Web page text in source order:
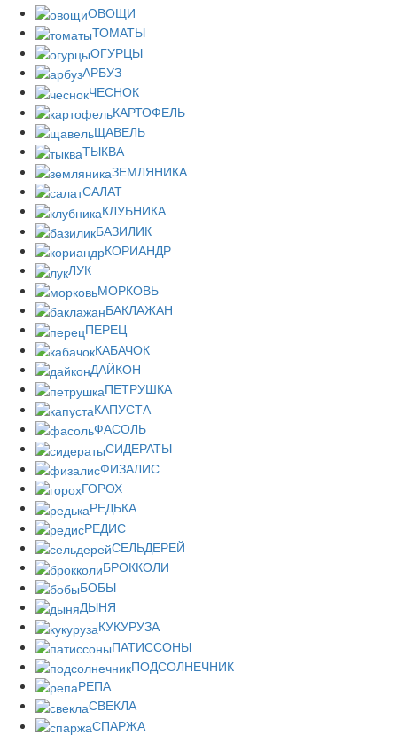
ОВОЩИ
ТОМАТЫ
ОГУРЦЫ
АРБУЗ
ЧЕСНОК
КАРТОФЕЛЬ
ЩАВЕЛЬ
ТЫКВА
ЗЕМЛЯНИКА
САЛАТ
КЛУБНИКА
БАЗИЛИК
КОРИАНДР
ЛУК
МОРКОВЬ
БАКЛАЖАН
ПЕРЕЦ
КАБАЧОК
ДАЙКОН
ПЕТРУШКА
КАПУСТА
ФАСОЛЬ
СИДЕРАТЫ
ФИЗАЛИС
ГОРОХ
РЕДЬКА
РЕДИС
СЕЛЬДЕРЕЙ
БРОККОЛИ
БОБЫ
ДЫНЯ
КУКУРУЗА
ПАТИССОНЫ
ПОДСОЛНЕЧНИК
РЕПА
СВЕКЛА
СПАРЖА